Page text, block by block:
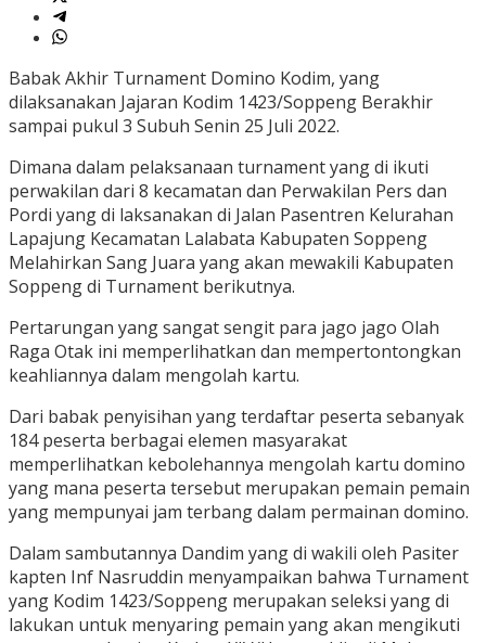
Babak Akhir Turnament Domino Kodim, yang
dilaksanakan Jajaran Kodim 1423/Soppeng Berakhir
sampai pukul 3 Subuh Senin 25 Juli 2022.
Dimana dalam pelaksanaan turnament yang di ikuti
perwakilan dari 8 kecamatan dan Perwakilan Pers dan
Pordi yang di laksanakan di Jalan Pasentren Kelurahan
Lapajung Kecamatan Lalabata Kabupaten Soppeng
Melahirkan Sang Juara yang akan mewakili Kabupaten
Soppeng di Turnament berikutnya.
Pertarungan yang sangat sengit para jago jago Olah
Raga Otak ini memperlihatkan dan mempertontongkan
keahliannya dalam mengolah kartu.
Dari babak penyisihan yang terdaftar peserta sebanyak
184 peserta berbagai elemen masyarakat
memperlihatkan kebolehannya mengolah kartu domino
yang mana peserta tersebut merupakan pemain pemain
yang mempunyai jam terbang dalam permainan domino.
Dalam sambutannya Dandim yang di wakili oleh Pasiter
kapten Inf Nasruddin menyampaikan bahwa Turnament
yang Kodim 1423/Soppeng merupakan seleksi yang di
lakukan untuk menyaring pemain yang akan mengikuti